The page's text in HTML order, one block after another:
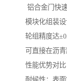
铝合金门快
模块化组装
轮组精度达
可直接在沥
性能优势对比